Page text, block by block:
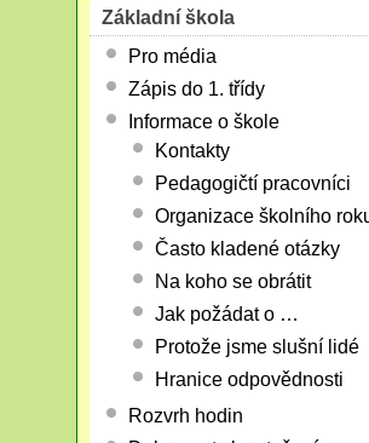
Základní škola
Pro média
Zápis do 1. třídy
Informace o škole
Kontakty
Pedagogičtí pracovníci
Organizace školního
Často kladené otázky
Na koho se obrátit
Jak požádat o …
Protože jsme slušní lidé
Hranice odpovědnosti
Rozvrh hodin